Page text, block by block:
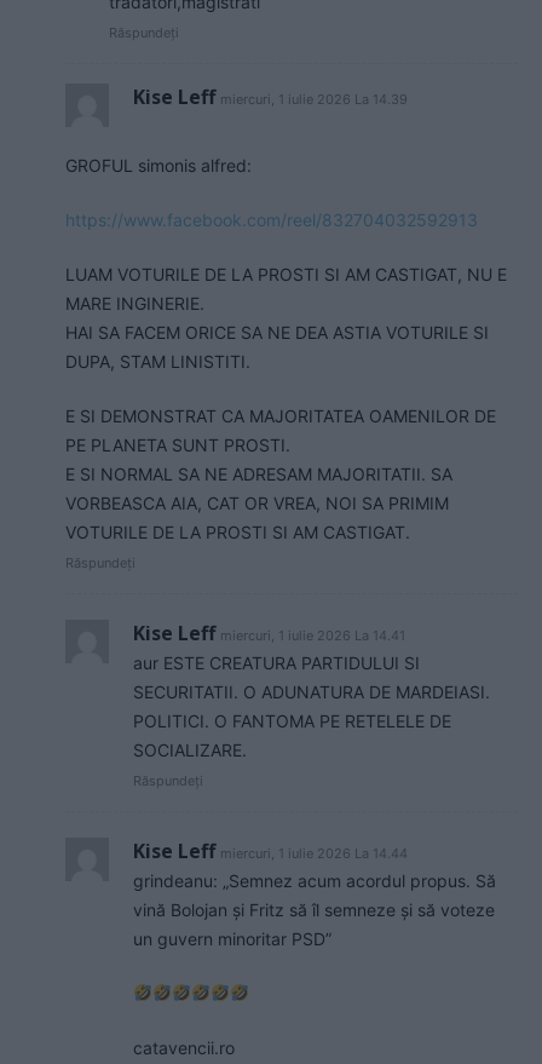
Răspundeți
Kise Leff miercuri, 1 iulie 2026 La 14.39
GROFUL simonis alfred:
https://www.facebook.com/reel/832704032592913
LUAM VOTURILE DE LA PROSTI SI AM CASTIGAT, NU E
MARE INGINERIE.
HAI SA FACEM ORICE SA NE DEA ASTIA VOTURILE SI
DUPA, STAM LINISTITI.
E SI DEMONSTRAT CA MAJORITATEA OAMENILOR DE
PE PLANETA SUNT PROSTI.
E SI NORMAL SA NE ADRESAM MAJORITATII. SA
VORBEASCA AIA, CAT OR VREA, NOI SA PRIMIM
VOTURILE DE LA PROSTI SI AM CASTIGAT.
Răspundeți
Kise Leff miercuri, 1 iulie 2026 La 14.41
aur ESTE CREATURA PARTIDULUI SI
SECURITATII. O ADUNATURA DE MARDEIASI.
POLITICI. O FANTOMA PE RETELELE DE
SOCIALIZARE.
Răspundeți
Kise Leff miercuri, 1 iulie 2026 La 14.44
grindeanu: „Semnez acum acordul propus. Să
vină Bolojan și Fritz să îl semneze și să voteze
un guvern minoritar PSD”
catavencii.ro